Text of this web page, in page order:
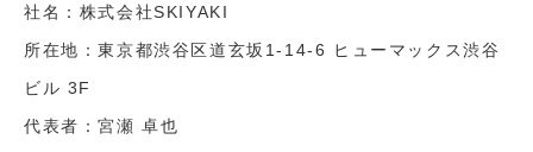
社名：株式会社SKIYAKI
所在地：​東京都渋谷区道玄坂1-14-6 ヒューマックス渋谷
ビル 3F
代表者：宮瀬 卓也